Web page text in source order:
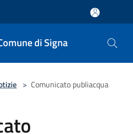
di Signa
> Comunicato publiacqua